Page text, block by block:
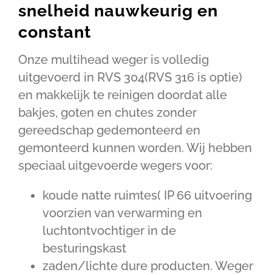
snelheid nauwkeurig en
constant
Onze multihead weger is volledig
uitgevoerd in RVS 304(RVS 316 is optie)
en makkelijk te reinigen doordat alle
bakjes, goten en chutes zonder
gereedschap gedemonteerd en
gemonteerd kunnen worden. Wij hebben
speciaal uitgevoerde wegers voor:
koude natte ruimtes( IP 66 uitvoering
voorzien van verwarming en
luchtontvochtiger in de
besturingskast
zaden/lichte dure producten. Weger